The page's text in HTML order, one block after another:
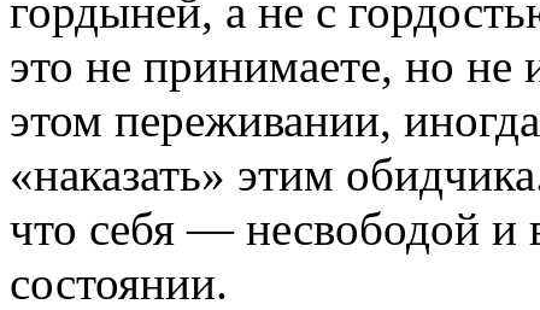
гордыней, а не с
это не принимаете, но не
этом переживании,
«наказать» этим
что себя — несвободой и
состоянии.